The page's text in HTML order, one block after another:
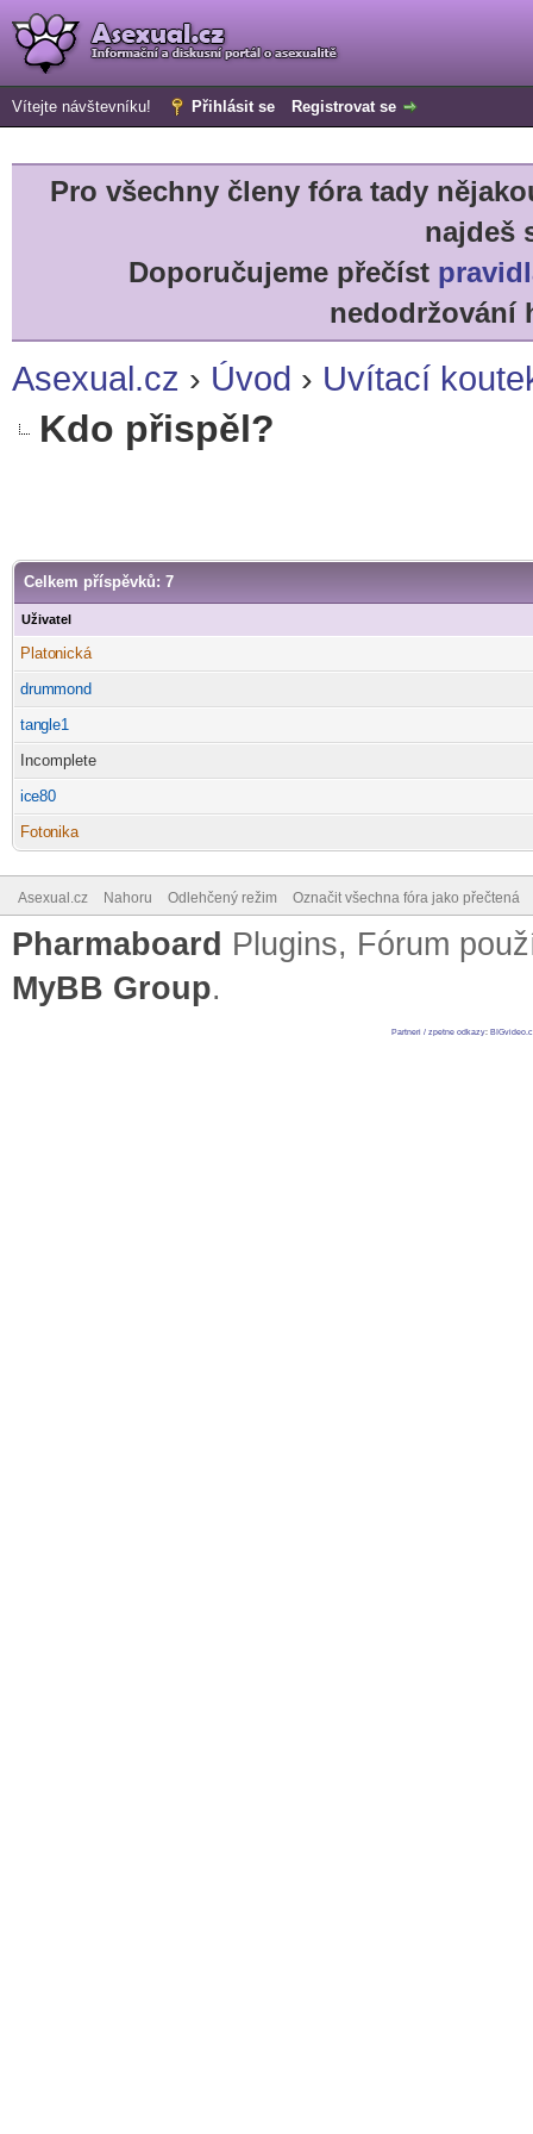
Vítejte návštevníku! Přihlásit se Registrovat se
Pro všechny členy fóra tady
najdeš
Doporučujeme přečíst
nedodržování
Asexual.cz › Úvod › Uvítací
Kdo přispěl?
Celkem příspěvků: 7
Uživatel
Platonická
drummond
tangle1
Incomplete
ice80
Fotonika
Asexual.cz Nahoru Odlehčený režim Označit všechna fóra jako přečtená
Pharmaboard Plugins, Fórum
MyBB Group.
Partneri / zpetne odkazy: